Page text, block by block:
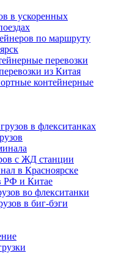
в ускоренных
по маршруту
перевозки
из Китая
контейнерные
в флекситанках
с ЖД станции
в Красноярске
РФ и Китае
во флекситанки
в биг-бэги